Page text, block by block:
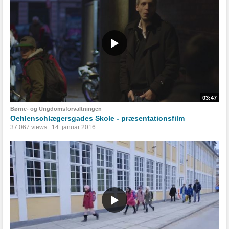
03:47
Børne- og Ungdomsforvaltningen
Oehlenschlægersgades Skole - præsentationsfilm
37.067 views 14. januar 2016